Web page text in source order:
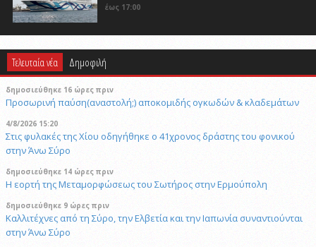
έως 17:00
Τελευταία νέα Δημοφιλή
δημοσιεύθηκε 16 ώρες πριν
Προσωρινή παύση(αναστολή;) αποκομιδής ογκωδών & κλαδεμάτων
4/8/2026 15:20
Στις φυλακές της Χίου οδηγήθηκε ο 41χρονος δράστης του φονικού
στην Άνω Σύρο
δημοσιεύθηκε 14 ώρες πριν
Η εορτή της Μεταμορφώσεως του Σωτήρος στην Ερμούπολη
δημοσιεύθηκε 9 ώρες πριν
Καλλιτέχνες από τη Σύρο, την Ελβετία και την Ιαπωνία συναντιούνται
στην Άνω Σύρο